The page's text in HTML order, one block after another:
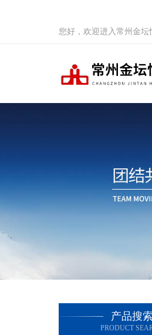
您好，欢迎进入常州金坛
产品搜索
PRODUCT